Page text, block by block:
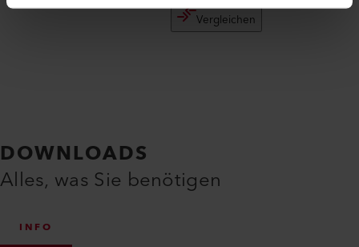
Vergleichen
DOWNLOADS
Alles, was Sie benötigen
INFO